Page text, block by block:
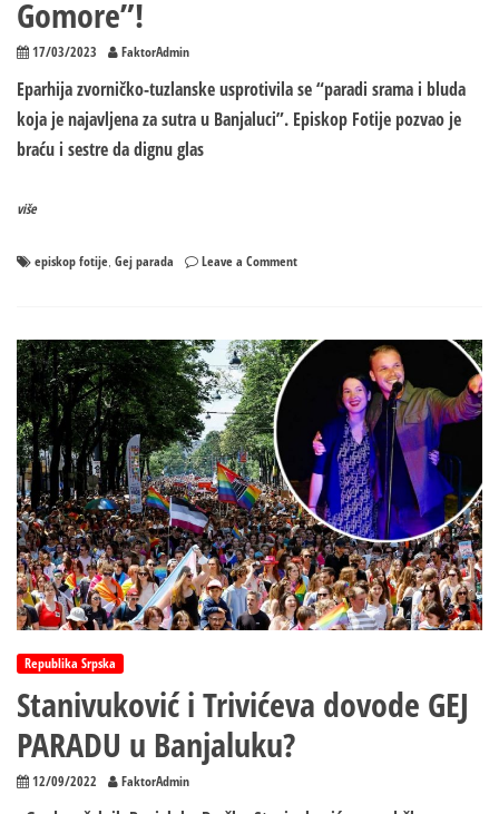
Gomore”!
17/03/2023 FaktorAdmin
Eparhija zvorničko-tuzlanske usprotivila se “paradi srama i bluda
koja je najavljena za sutra u Banjaluci”. Episkop Fotije pozvao je
braću i sestre da dignu glas
više
episkop fotije, Gej parada Leave a Commenton
PROTIV
„Sodome
Gomore”!
Republika Srpska
Stanivuković i Trivićeva dovode GEJ
PARADU u Banjaluku?
12/09/2022 FaktorAdmin